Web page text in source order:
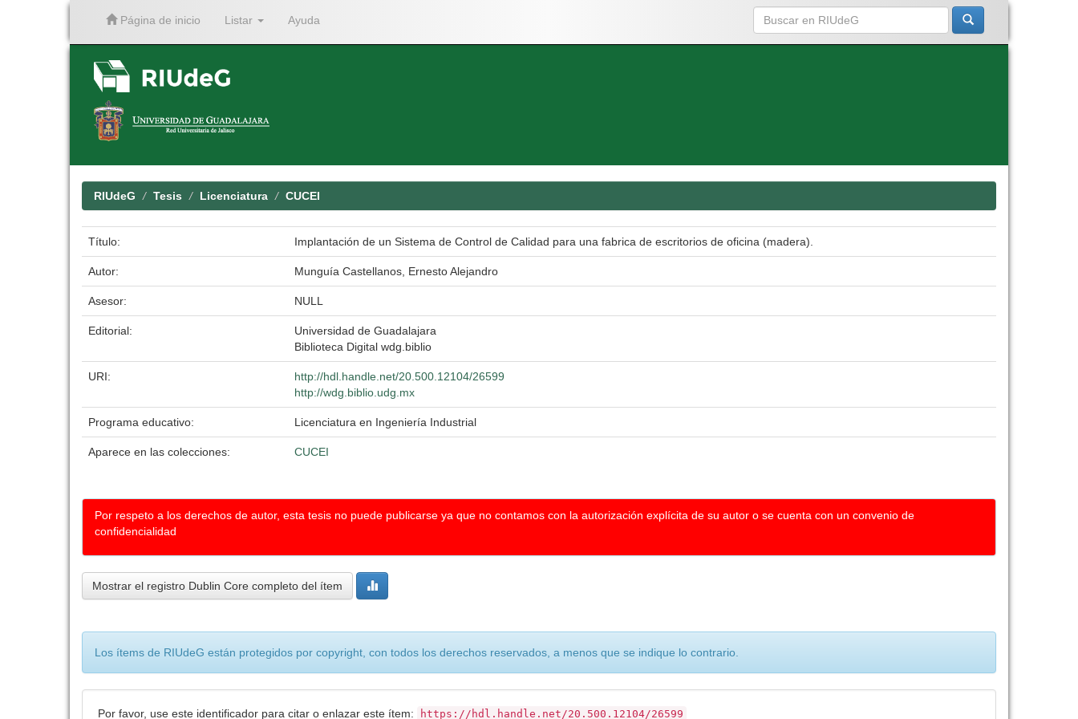
Página de inicio Listar Ayuda
RIUdeG Tesis Licenciatura CUCEI
Título: Implantación de un Sistema de Control de Calidad para una fabrica de escritorios de oficina (madera).
Autor: Munguía Castellanos, Ernesto Alejandro
Asesor: NULL
Editorial:
Universidad de Guadalajara
Biblioteca Digital wdg.biblio
URI:
http://hdl.handle.net/20.500.12104/26599
http://wdg.biblio.udg.mx
Programa educativo: Licenciatura en Ingeniería Industrial
Aparece en las colecciones: CUCEI
Por respeto a los derechos de autor, esta tesis no puede publicarse ya que no contamos con la autorización explícita de su autor o se cuenta con un convenio de
confidencialidad
Mostrar el registro Dublin Core completo del ítem
Los ítems de RIUdeG están protegidos por copyright, con todos los derechos reservados, a menos que se indique lo contrario.
Por favor, use este identificador para citar o enlazar este ítem: https://hdl.handle.net/20.500.12104/26599